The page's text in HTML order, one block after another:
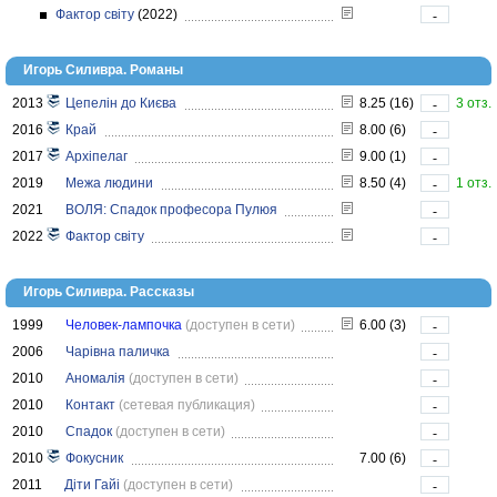
Фактор світу (2022) -
Игорь Силивра. Романы
2013 Цепелін до Києва 8.25 (16) -
3 отз.
2016
Край 8.00 (6)
-
2017
Архіпелаг 9.00 (1)
-
2019
Межа людини 8.50 (4) -
1 отз.
2021
ВОЛЯ: Спадок професора Пулюя
-
2022
Фактор світу -
Игорь Силивра. Рассказы
1999 Человек-лампочка (доступен в сети) 6.00 (3)
-
2006
Чарівна паличка
-
2010
Аномалія (доступен в сети)
-
2010
Контакт (сетевая публикация)
-
2010
Спадок (доступен в сети)
-
2010
Фокусник 7.00 (6)
-
2011
Діти Гайі (доступен в сети)
-